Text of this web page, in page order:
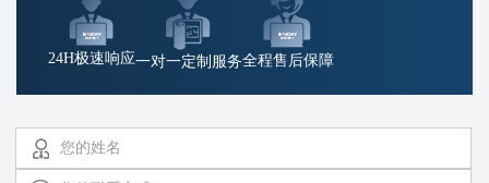
24H极速响应一对一定制服务全程售后保障